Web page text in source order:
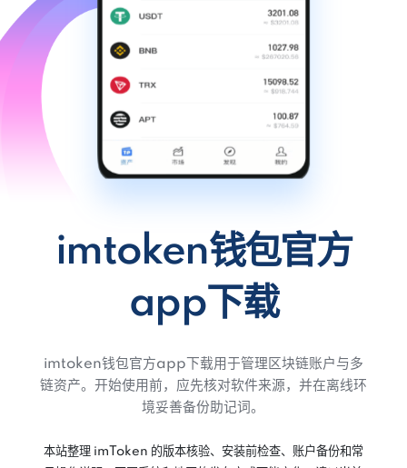
imtoken钱包官方
app下载
imtoken钱包官方app下载用于管理区块链账户与多
链资产。开始使用前，应先核对软件来源，并在离线环
境妥善备份助记词。
本站整理 imToken 的版本核验、安装前检查、账户备份和常